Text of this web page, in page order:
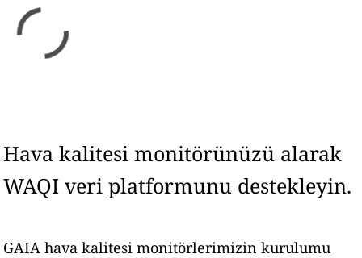
Hava kalitesi monitörünüzü alarak
WAQI veri platformunu destekleyin.
GAIA hava kalitesi monitörlerimizin kurulumu